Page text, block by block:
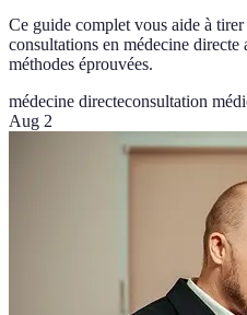
Ce guide complet vous aide à
consultations en médecine directe
méthodes éprouvées.
médecine directeconsultation
Aug 2